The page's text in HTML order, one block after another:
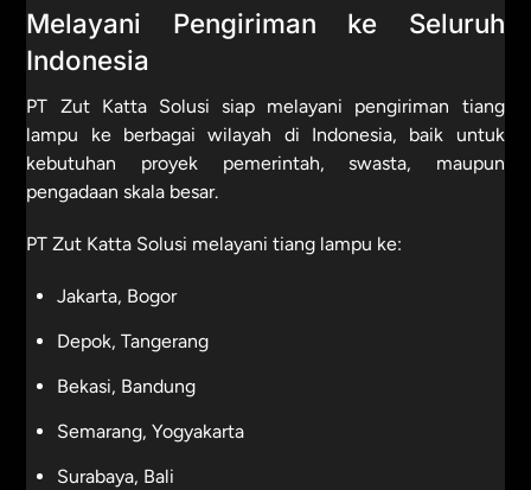
Melayani Pengiriman ke Seluruh
Indonesia
PT Zut Katta Solusi siap melayani pengiriman tiang
lampu ke berbagai wilayah di Indonesia, baik untuk
kebutuhan proyek pemerintah, swasta, maupun
pengadaan skala besar.
PT Zut Katta Solusi melayani tiang lampu ke:
Jakarta, Bogor
Depok, Tangerang
Bekasi, Bandung
Semarang, Yogyakarta
Surabaya, Bali